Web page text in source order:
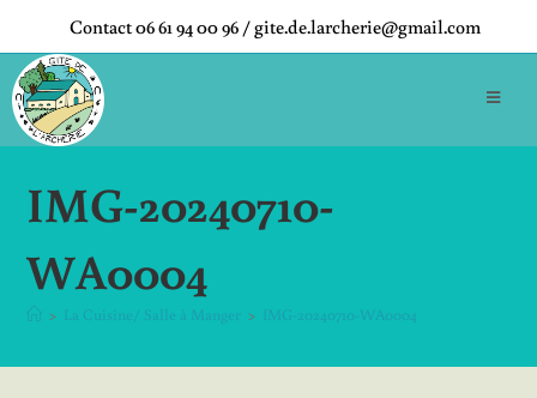
Contact 06 61 94 00 96 / gite.de.larcherie@gmail.com
IMG-20240710-
WA0004
> La Cuisine/ Salle à Manger > IMG-20240710-WA0004